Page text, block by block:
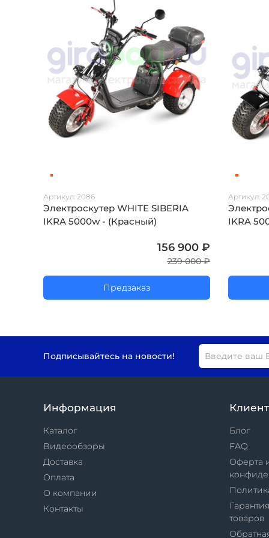
Артикул: 2086
Электроскутер WHITE SIBERIA
IKRA 5000w - (Красный)
156 900 ₽
239 000 ₽
Предзаказ
Артикул:
IKRA
Подписывайтесь на новости!
Информация
Каталог
Видеообзоры
Доставка
Оплата
О компании
Контакты
Блог
FAQ
Оферта
товаров